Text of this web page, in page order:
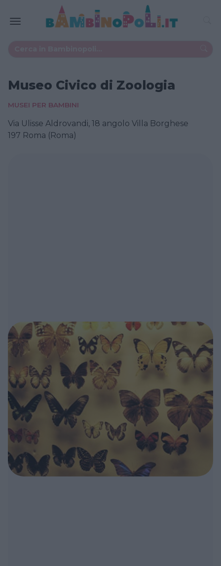
Museo Civico di Zoologia
MUSEI PER BAMBINI
Via Ulisse Aldrovandi, 18 angolo Villa Borghese
197 Roma (Roma)